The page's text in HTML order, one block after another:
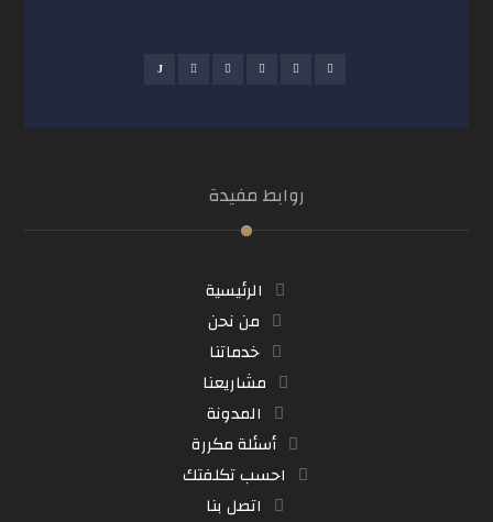
روابط مفيدة
الرئيسية
من نحن
خدماتنا
مشاريعنا
المدونة
أسئلة مكررة
احسب تكلفتك
اتصل بنا